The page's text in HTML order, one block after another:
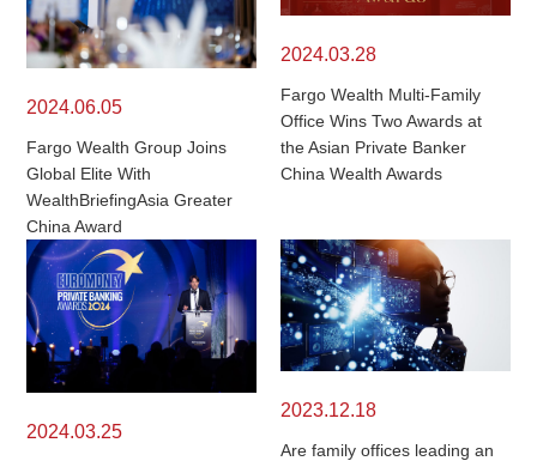
2024.06.05
Fargo Wealth Group Joins
Global Elite With
WealthBriefingAsia Greater
China Award
2024.03.28
Fargo Wealth Multi-Family
Office Wins Two Awards at
the Asian Private Banker
China Wealth Awards
2024.03.25
2023.12.18
Are family offices leading an